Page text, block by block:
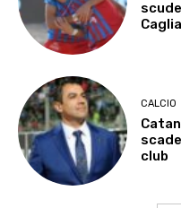
CALCIO
club